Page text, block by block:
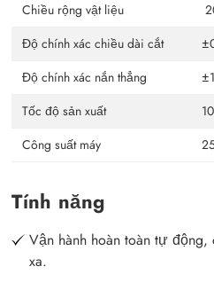
Chiều rộng vật liệu
Độ chính xác chiều dài cắt
Độ chính xác nắn thẳng
±1
Tốc độ sản xuất
Công suất máy
Tính năng
Vận hành hoàn toàn tự
xa.